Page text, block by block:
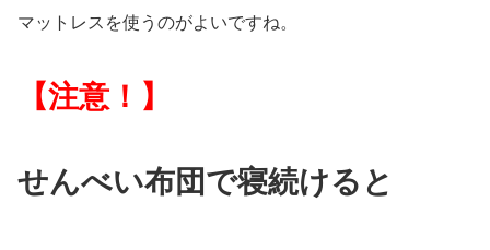
マットレスを使うのがよいですね。
【注意！】
せんべい布団で寝続けると